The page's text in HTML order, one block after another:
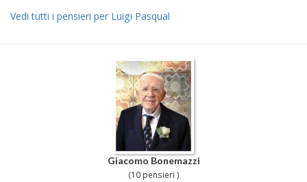
Vedi tutti i pensieri per Luigi Pasqual
Giacomo Bonemazzi
(10 pensieri )